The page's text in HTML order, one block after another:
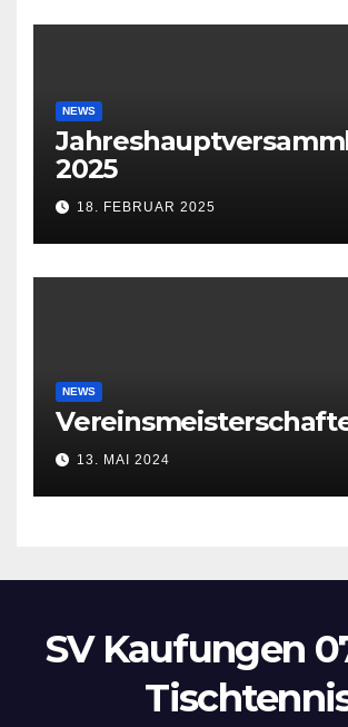
NEWS
2025
18. FEBRUAR 2025
NEWS
13. MAI 2024
SV Kaufungen